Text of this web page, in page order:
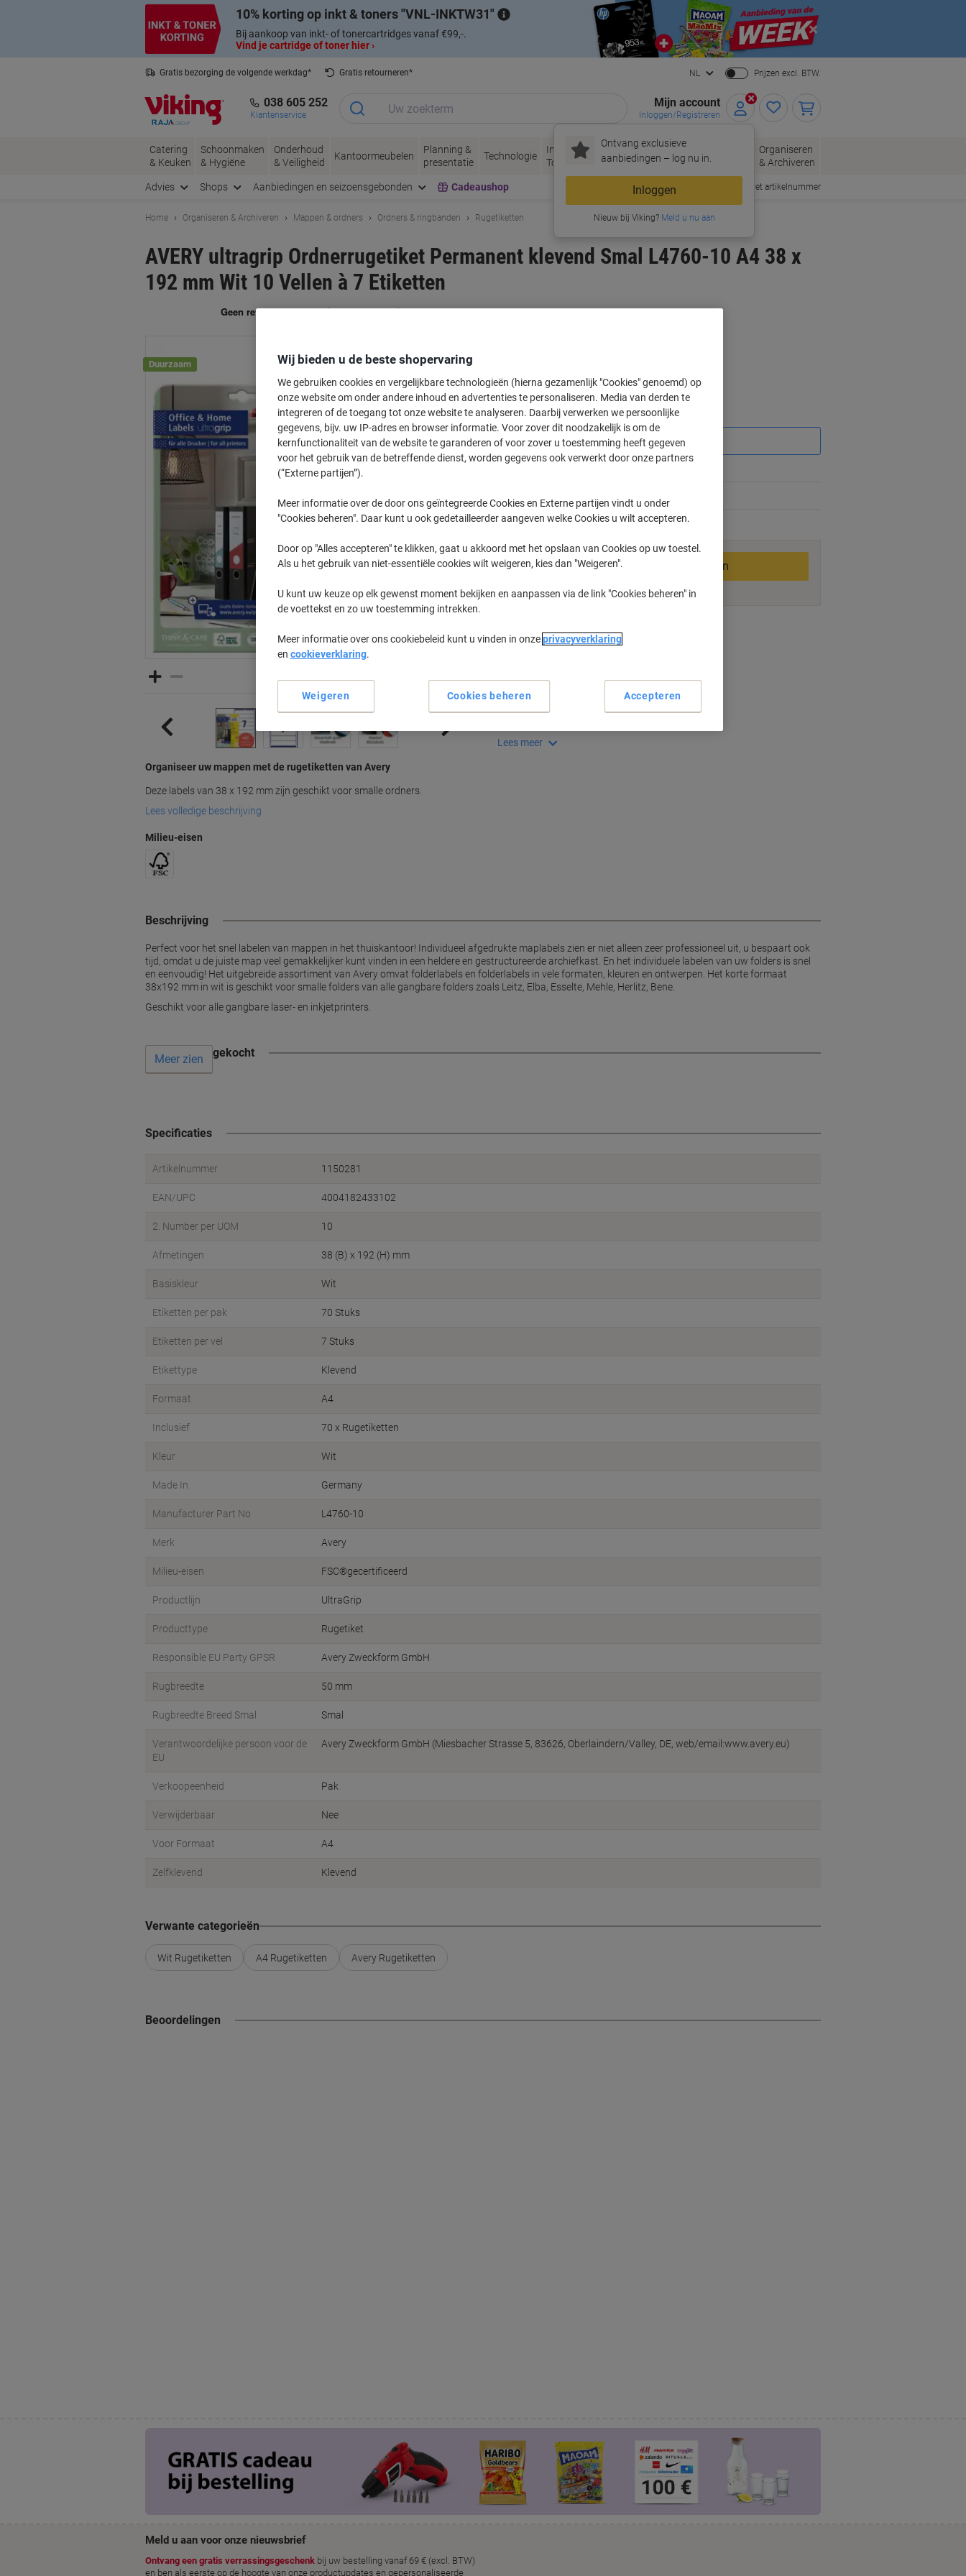
10% korting op inkt & toners VNL-INKTW31
Bij aankoop van inkt- of tonercartridges vanaf €99,-.
Vind je cartridge of toner hier ›
Close
Gratis bezorging de volgende werkdag*
Gratis retourneren*
NL Prijzen excl. BTW.
038 605 252
Klantenservice
Mijn account
Inloggen/Registreren
Ontvang exclusieve
aanbiedingen – log nu in.
Inloggen
Nieuw bij Viking?Meld u nu aan
Catering
& Keuken
Schoonmaken
& Hygiëne
Onderhoud
& Veiligheid
Kantoormeubelen
Planning &
presentatie
Technologie
Inkt &
Toner
Papier, Enveloppen
& Verpakken
Kantoorartikelen
Organiseren
& Archiveren
Advies Shops Aanbiedingen en seizoensgebonden Cadeaushop Snel bestellen met artikelnummer
Home Organiseren & Archiveren Mappen & ordners Ordners & ringbanden Rugetiketten
AVERY ultragrip Ordnerrugetiket Permanent klevend Smal L4760-10 A4 38 x
192 mm Wit 10 Vellen à 7 Etiketten
Merk: Avery Productnr.: 1150281
Duurzaam
Organiseer uw mappen met de rugetiketten van Avery
Deze labels van 38 x 192 mm zijn geschikt voor smalle ordners.
Lees volledige beschrijving
Milieu-eisen
8,82 € Incl. btw
Aantal Excl. btw
1-2Pakken 8,29 €
Aantal
In winkelwagen
Aan een lijst toevoegen
Perfect voor smalle ordners
Professionele uitstraling
Snel en eenvoudig labelen
Lees meer
Beschrijving
Perfect voor het snel labelen van mappen in het thuiskantoor! Individueel afgedrukte maplabels zien er niet alleen zeer professioneel uit, u bespaart ook
tijd, omdat u de juiste map veel gemakkelijker kunt vinden in een heldere en gestructureerde archiefkast. En het individuele labelen van uw folders is snel
en eenvoudig! Het uitgebreide assortiment van Avery omvat folderlabels en folderlabels in vele formaten, kleuren en ontwerpen. Het korte formaat
38x192 mm in wit is geschikt voor smalle folders van alle gangbare folders zoals Leitz, Elba, Esselte, Mehle, Herlitz, Bene.
Geschikt voor alle gangbare laser- en inkjetprinters.
Vaak samen gekocht
Meer zien
Specificaties
Artikelnummer 1150281
EAN/UPC 4004182433102
2. Number per UOM 10
Afmetingen 38 (B) x 192 (H) mm
Basiskleur Wit
Etiketten per pak 70 Stuks
Etiketten per vel 7 Stuks
Etikettype Klevend
Formaat A4
Inclusief 70 x Rugetiketten
Kleur Wit
Made In Germany
Manufacturer Part No L4760-10
Merk Avery
Milieu-eisen FSC®gecertificeerd
Productlijn UltraGrip
Producttype Rugetiket
Responsible EU Party GPSR Avery Zweckform GmbH
Rugbreedte 50 mm
Rugbreedte Breed Smal Smal
Verantwoordelijke persoon voor de
EU
Avery Zweckform GmbH (Miesbacher Strasse 5, 83626, Oberlaindern/Valley, DE, web/email:www.avery.eu)
Verkoopeenheid Pak
Verwijderbaar Nee
Voor Formaat A4
Zelfklevend Klevend
Verwante categorieën
Wit Rugetiketten A4 Rugetiketten Avery Rugetiketten
Beoordelingen
Wij bieden u de beste shopervaring
We gebruiken cookies en vergelijkbare technologieën (hierna gezamenlijk "Cookies" genoemd) op
onze website om onder andere inhoud en advertenties te personaliseren. Media van derden te
integreren of de toegang tot onze website te analyseren. Daarbij verwerken we persoonlijke
gegevens, bijv. uw IP-adres en browser informatie. Voor zover dit noodzakelijk is om de
kernfunctionaliteit van de website te garanderen of voor zover u toestemming heeft gegeven
voor het gebruik van de betreffende dienst, worden gegevens ook verwerkt door onze partners
(“Externe partijen”).
Meer informatie over de door ons geïntegreerde Cookies en Externe partijen vindt u onder
"Cookies beheren". Daar kunt u ook gedetailleerder aangeven welke Cookies u wilt accepteren.
Door op "Alles accepteren" te klikken, gaat u akkoord met het opslaan van Cookies op uw toestel.
Als u het gebruik van niet-essentiële cookies wilt weigeren, kies dan "Weigeren".
U kunt uw keuze op elk gewenst moment bekijken en aanpassen via de link "Cookies beheren" in
de voettekst en zo uw toestemming intrekken.
Meer informatie over ons cookiebeleid kunt u vinden in onzeprivacyverklaring
en cookieverklaring.
Cookies beheren
Weigeren Accepteren